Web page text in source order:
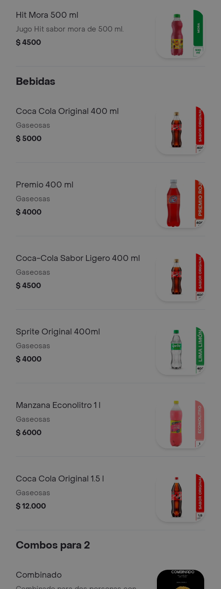
Hit Mora 500 ml
Jugo Hit sabor mora de 500 ml.
$ 4500
Bebidas
Coca Cola Original 400 ml
Gaseosas
$ 5000
Premio 400 ml
Gaseosas
$ 4000
Coca-Cola Sabor Ligero 400 ml
Gaseosas
$ 4500
Sprite Original 400ml
Gaseosas
$ 4000
Manzana Econolitro 1 l
Gaseosas
$ 6000
Coca Cola Original 1.5 l
Gaseosas
$ 12.000
Combos para 2
Combinado